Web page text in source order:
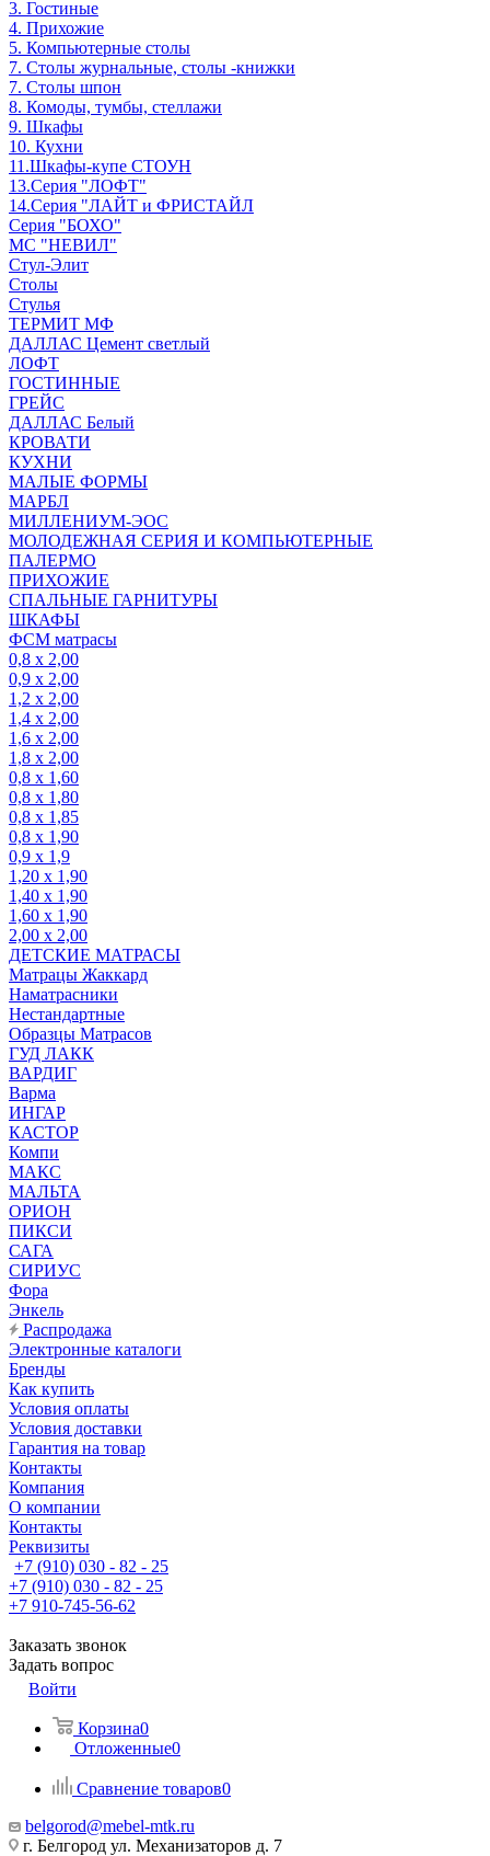
3. Гостиные
4. Прихожие
5. Компьютерные столы
7. Столы журнальные, столы -книжки
7. Столы шпон
8. Комоды, тумбы, стеллажи
9. Шкафы
10. Кухни
11.Шкафы-купе СТОУН
13.Серия "ЛОФТ"
14.Серия "ЛАЙТ и ФРИСТАЙЛ
Серия "БОХО"
МС "НЕВИЛ"
Стул-Элит
Столы
Стулья
ТЕРМИТ МФ
ДАЛЛАС Цемент светлый
ЛОФТ
ГОСТИННЫЕ
ГРЕЙС
ДАЛЛАС Белый
КРОВАТИ
КУХНИ
МАЛЫЕ ФОРМЫ
МАРБЛ
МИЛЛЕНИУМ-ЭОС
МОЛОДЕЖНАЯ СЕРИЯ И КОМПЬЮТЕРНЫЕ
ПАЛЕРМО
ПРИХОЖИЕ
СПАЛЬНЫЕ ГАРНИТУРЫ
ШКАФЫ
ФСМ матрасы
0,8 х 2,00
0,9 х 2,00
1,2 х 2,00
1,4 х 2,00
1,6 х 2,00
1,8 х 2,00
0,8 х 1,60
0,8 х 1,80
0,8 х 1,85
0,8 х 1,90
0,9 х 1,9
1,20 х 1,90
1,40 х 1,90
1,60 х 1,90
2,00 х 2,00
ДЕТСКИЕ МАТРАСЫ
Матрацы Жаккард
Наматрасники
Нестандартные
Образцы Матрасов
ГУД ЛАКК
ВАРДИГ
Варма
ИНГАР
КАСТОР
Компи
МАКС
МАЛЬТА
ОРИОН
ПИКСИ
САГА
СИРИУС
Фора
Энкель
Распродажа
Электронные каталоги
Бренды
Как купить
Условия оплаты
Условия доставки
Гарантия на товар
Контакты
Компания
О компании
Контакты
Реквизиты
+7 (910) 030 - 82 - 25
+7 (910) 030 - 82 - 25
+7 910-745-56-62
Заказать звонок
Задать вопрос
Войти
Корзина0
Отложенные0
Сравнение товаров0
belgorod@mebel-mtk.ru
г. Белгород ул. Механизаторов д. 7